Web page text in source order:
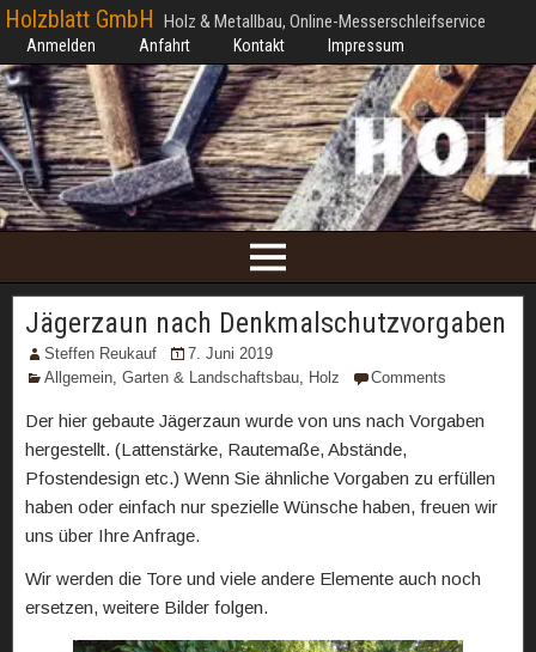
Holzblatt GmbH Holz & Metallbau, Online-Messerschleifservice
Anmelden Anfahrt Kontakt Impressum
Jägerzaun nach Denkmalschutzvorgaben
Steffen Reukauf
7. Juni 2019
Allgemein, Garten & Landschaftsbau, Holz Comments
Der hier gebaute Jägerzaun wurde von uns nach Vorgaben
hergestellt. (Lattenstärke, Rautemaße, Abstände,
Pfostendesign etc.) Wenn Sie ähnliche Vorgaben zu erfüllen
haben oder einfach nur spezielle Wünsche haben, freuen wir
uns über Ihre Anfrage.
Wir werden die Tore und viele andere Elemente auch noch
ersetzen, weitere Bilder folgen.